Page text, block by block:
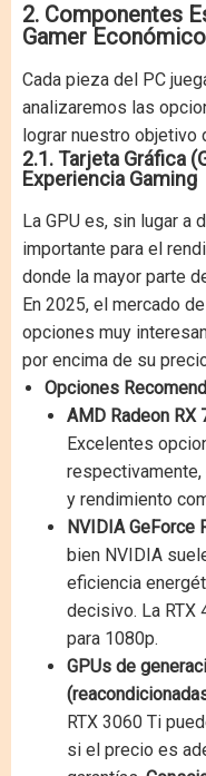
2. Componentes
Gamer
Cada pieza del PC
analizaremos las
lograr nuestro
2.1. Tarjeta Gráfica
Experiencia Gaming
La GPU es, sin lugar a
importante para el
donde la mayor parte
En 2025, el mercado
opciones muy
por encima de su
Opciones
AMD Radeon RX
Excelentes
respectivamente,
y rendimiento
NVIDIA GeForce
bien NVIDIA
eficiencia
decisivo. La RTX
para 1080p.
GPUs de
RTX 3060 Ti
si el precio es